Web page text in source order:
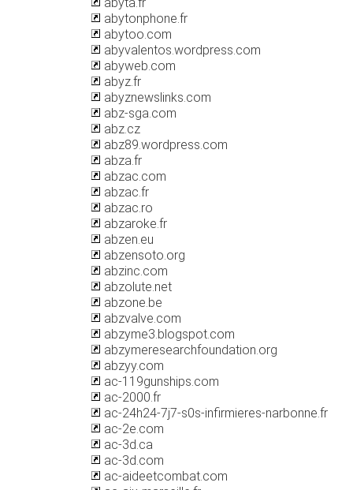
abytonphone.fr
abytoo.com
abyvalentos.wordpress.com
abyweb.com
abyz.fr
abyznewslinks.com
abz-sga.com
abz.cz
abz89.wordpress.com
abza.fr
abzac.com
abzac.fr
abzac.ro
abzaroke.fr
abzen.eu
abzensoto.org
abzinc.com
abzolute.net
abzone.be
abzvalve.com
abzyme3.blogspot.com
abzymeresearchfoundation.org
abzyy.com
ac-119gunships.com
ac-2000.fr
ac-24h24-7j7-s0s-infirmieres-narbonne.fr
ac-2e.com
ac-3d.ca
ac-3d.com
ac-aideetcombat.com